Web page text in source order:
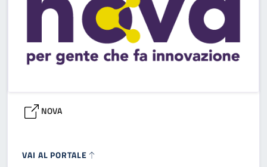
NOVA
VAI AL PORTALE